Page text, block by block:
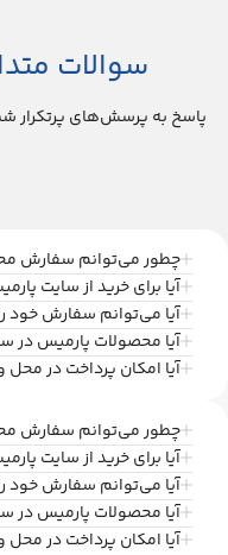
سوالات
پاسخ به پرسش‌های پرتکرار
چطور می‌توانم سفارش
آیا برای خرید از سایت
آیا می‌توانم سفارش خود
آیا محصولات پارمیس در
آیا امکان پرداخت در محل
چطور می‌توانم سفارش
آیا برای خرید از سایت
آیا می‌توانم سفارش خود
آیا محصولات پارمیس در
آیا امکان پرداخت در محل